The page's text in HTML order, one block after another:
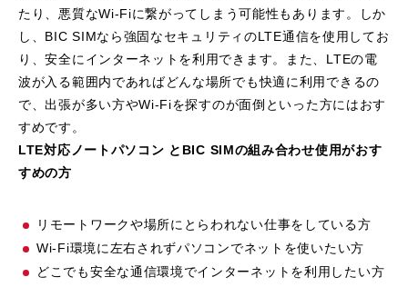
たり、悪質なWi-Fiに繋がってしまう可能性もあります。しか
し、BIC SIMなら強固なセキュリティのLTE通信を使用してお
り、安全にインターネットを利用できます。また、LTEの電
波が入る範囲内であればどんな場所でも快適に利用できるの
で、出張が多い方やWi-Fiを探すのが面倒といった方にはおす
すめです。
LTE対応ノートパソコン とBIC SIMの組み合わせ使用がおす
すめの方
リモートワークや場所にとらわれない仕事をしている方
Wi-Fi環境に左右されずパソコンでネットを使いたい方
どこでも安全な通信環境でインターネットを利用したい方